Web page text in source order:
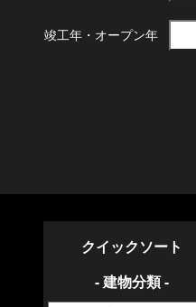
竣工年・ オープン年
クイックソート
- 建物分類 -